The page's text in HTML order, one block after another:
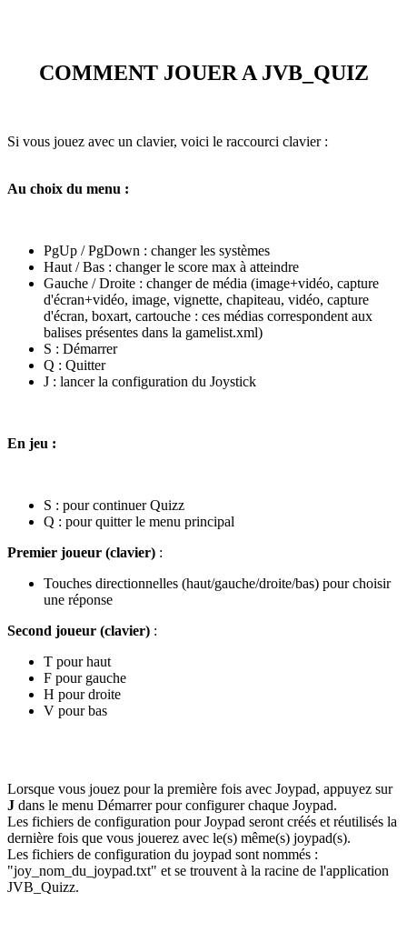
COMMENT JOUER A JVB_QUIZ
Si vous jouez avec un clavier, voici le raccourci clavier :
Au choix du menu :
PgUp / PgDown : changer les systèmes
Haut / Bas : changer le score max à atteindre
Gauche / Droite : changer de média (image+vidéo, capture
d'écran+vidéo, image, vignette, chapiteau, vidéo, capture
d'écran, boxart, cartouche : ces médias correspondent aux
balises présentes dans la gamelist.xml)
S : Démarrer
Q : Quitter
J : lancer la configuration du Joystick
En jeu :
S : pour continuer Quizz
Q : pour quitter le menu principal
Premier joueur (clavier) :
Touches directionnelles (haut/gauche/droite/bas) pour choisir
une réponse
Second joueur (clavier) :
T pour haut
F pour gauche
H pour droite
V pour bas
Lorsque vous jouez pour la première fois avec Joypad, appuyez sur
J dans le menu Démarrer pour configurer chaque Joypad.
Les fichiers de configuration pour Joypad seront créés et réutilisés la
dernière fois que vous jouerez avec le(s) même(s) joypad(s).
Les fichiers de configuration du joypad sont nommés :
"joy_nom_du_joypad.txt" et se trouvent à la racine de l'application
JVB_Quizz.